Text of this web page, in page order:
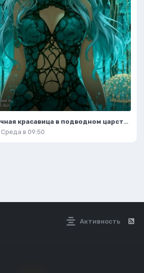
Загадочная красавица в подводном царстве свентилиящих водорослей и коралловых арках. Нейронная сеть Миджорни
Среда в 09:50
Активность